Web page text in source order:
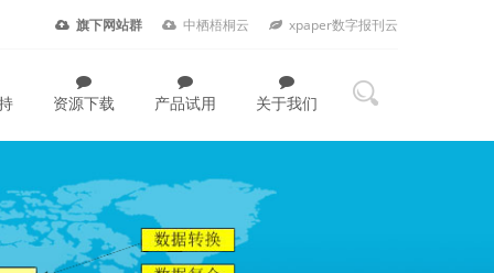
旗下网站群 中栖梧桐云 xpaper数字报刊云
资源下载 产品试用 关于我们